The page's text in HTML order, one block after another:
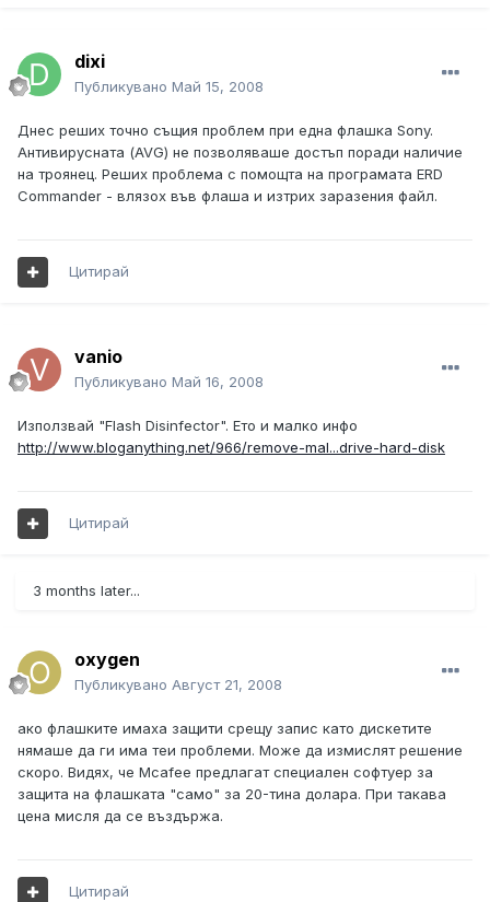
dixi
Публикувано Май 15, 2008
Днес реших точно същия проблем при една флашка Sony.
Антивирусната (AVG) не позволяваше достъп поради наличие
на троянец. Реших проблема с помощта на програмата ERD
Commander - влязох във флаша и изтрих заразения файл.
Цитирай
vanio
Публикувано Май 16, 2008
Използвай "Flash Disinfector". Ето и малко инфо
http://www.bloganything.net/966/remove-mal...drive-hard-disk
Цитирай
3 months later...
oxygen
Публикувано Август 21, 2008
ако флашките имаха защити срещу запис като дискетите
нямаше да ги има теи проблеми. Може да измислят решение
скоро. Видях, че Mcafee предлагат специален софтуер за
защита на флашката "само" за 20-тина долара. При такава
цена мисля да се въздържа.
Цитирай